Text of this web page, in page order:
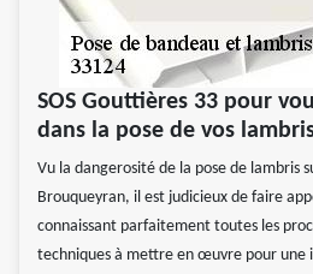
SOS Gouttières 33 pour
dans la pose de vos
Vu la dangerosité de la pose de lambris
Brouqueyran, il est judicieux de faire
connaissant parfaitement toutes les
techniques à mettre en œuvre pour une